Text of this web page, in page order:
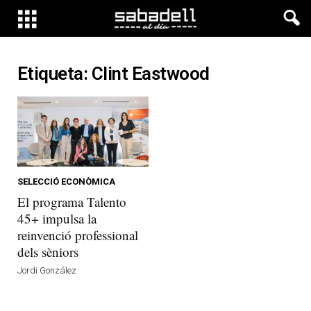
Etiqueta: Clint Eastwood
SELECCIÓ ECONÒMICA
El programa Talento
45+ impulsa la
reinvenció professional
dels sèniors
Jordi González